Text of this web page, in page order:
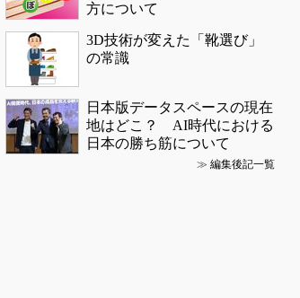
方について
3D技術が変えた「靴選び」
の常識
日本版データスペースの現在
地はどこ？ AI時代における
日本の勝ち筋について
≫ 編集後記一覧